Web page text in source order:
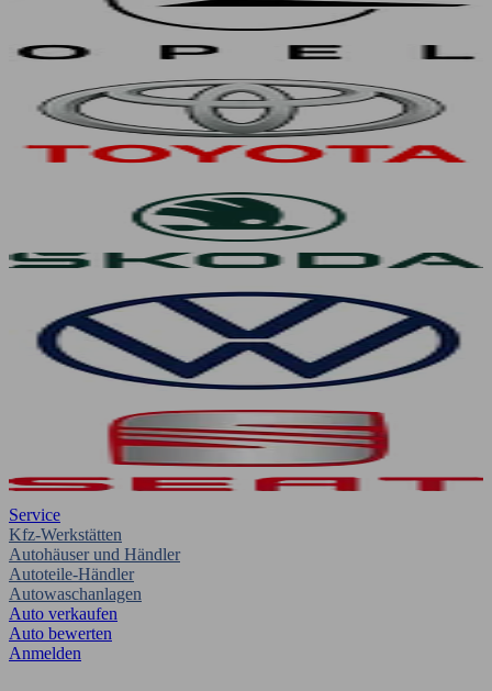
Service
Kfz-Werkstätten
Autohäuser und Händler
Autoteile-Händler
Autowaschanlagen
Auto verkaufen
Auto bewerten
Anmelden